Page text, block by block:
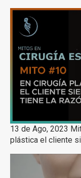
13 de Ago, 2023
plástica el cliente